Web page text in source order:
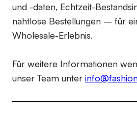
und -daten, Echtzeit-
nahtlose Bestellungen – für
Wholesale-Erlebnis.
Für weitere Informationen
unser Team unter